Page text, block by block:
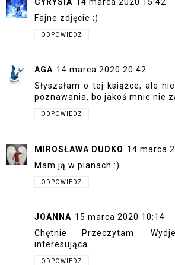
Fajne zdjęcie ;)
ODPOWIEDZ
AGA 14 marca 2020 20:42
Słyszałam o tej książce, ale
poznawania, bo jakoś mnie nie
ODPOWIEDZ
MIROSŁAWA DUDKO 14 marca
Mam ją w planach :)
ODPOWIEDZ
JOANNA 15 marca 2020 10:14
Chętnie Przeczytam.
interesująca.
ODPOWIEDZ